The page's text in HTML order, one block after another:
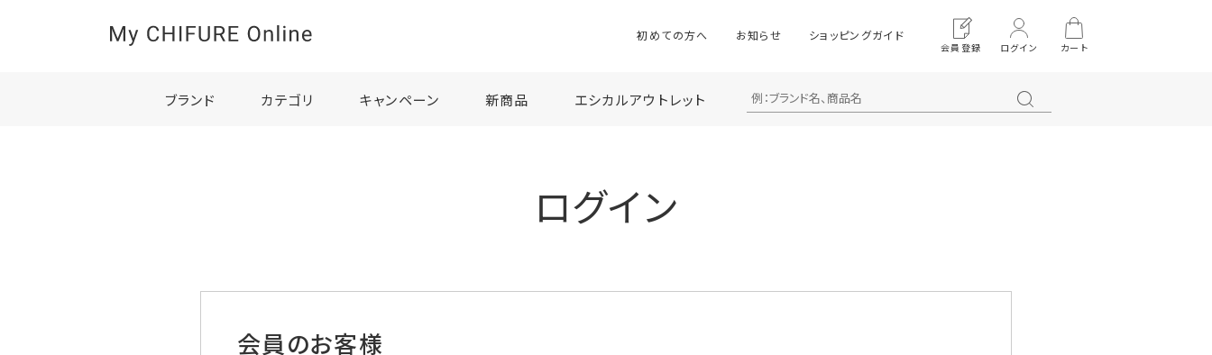
初めての方へ お知らせ ショッピングガイド
会員登録 ログイン カート
ブランド カテゴリ キャンペーン 新商品 エシカルアウトレット
ログイン
会員のお客様